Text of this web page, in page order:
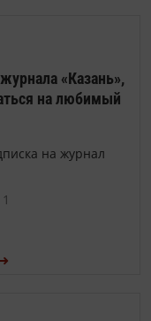
«Казань»,
на любимый
на журнал
1